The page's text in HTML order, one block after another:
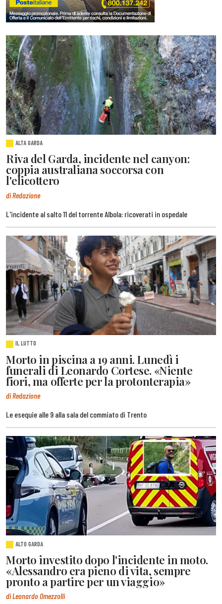
ALTA GARDA
Riva del Garda, incidente nel canyon:
coppia australiana soccorsa con
l'elicottero
di Redazione
L'incidente al salto 11 del torrente Albola: ricoverati in ospedale
IL LUTTO
Morto in piscina a 19 anni. Lunedì i
funerali di Leonardo Cortese. «Niente
fiori, ma offerte per la protonterapia»
di Redazione
Le esequie alle 9 alla sala del commiato di Trento
ALTO GARDA
Morto investito dopo l'incidente in moto.
«Alessandro era pieno di vita, sempre
pronto a partire per un viaggio»
di Leonardo Omezzolli